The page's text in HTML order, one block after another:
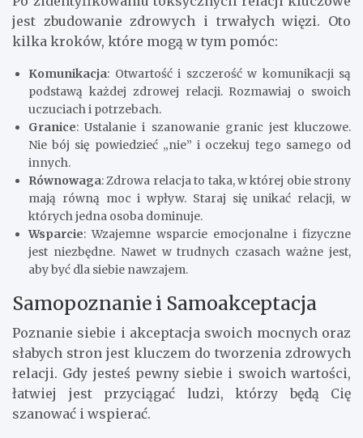
jest zbudowanie zdrowych i trwałych więzi. Oto
kilka kroków, które mogą w tym pomóc:
Komunikacja: Otwartość i szczerość w komunikacji są
podstawą każdej zdrowej relacji. Rozmawiaj o swoich
uczuciach i potrzebach.
Granice: Ustalanie i szanowanie granic jest kluczowe.
Nie bój się powiedzieć „nie” i oczekuj tego samego od
innych.
Równowaga: Zdrowa relacja to taka, w której obie strony
mają równą moc i wpływ. Staraj się unikać relacji, w
których jedna osoba dominuje.
Wsparcie: Wzajemne wsparcie emocjonalne i fizyczne
jest niezbędne. Nawet w trudnych czasach ważne jest,
aby być dla siebie nawzajem.
Samopoznanie i Samoakceptacja
Poznanie siebie i akceptacja swoich mocnych oraz
słabych stron jest kluczem do tworzenia zdrowych
relacji. Gdy jesteś pewny siebie i swoich wartości,
łatwiej jest przyciągać ludzi, którzy będą Cię
szanować i wspierać.